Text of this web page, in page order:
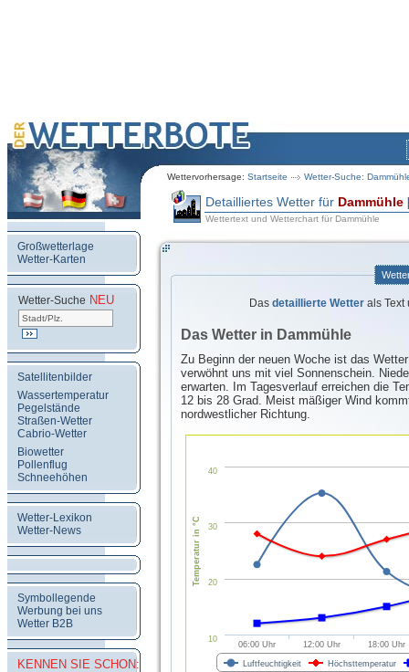
Wettervorhersage: Startseite Wetter-Suche:
Großwetterlage
Wetter-Karten
Wetter-Suche NEU
Satellitenbilder
Wassertemperatur
Pegelstände
Straßen-Wetter
Cabrio-Wetter
Biowetter
Pollenflug
Schneehöhen
Wetter-Lexikon
Wetter-News
Symbollegende
Werbung bei uns
Wetter B2B
KENNEN SIE SCHON:
Detailliertes Wetter für Dammühle
Wettertext und Wetterchart für Dammühle
Das detaillierte Wetter als Text
Das Wetter in Dammühle
Zu Beginn der neuen Woche ist das
verwöhnt uns mit viel Sonnenschein.
erwarten. Im Tagesverlauf erreichen die
12 bis 28 Grad. Meist mäßiger Wind
nordwestlicher Richtung.
Temperatur in °C
Luftfeuchtigkeit Höchsttemperatur
06:00 Uhr 12:00 Uhr 18:00 Uhr
10
20
30
40